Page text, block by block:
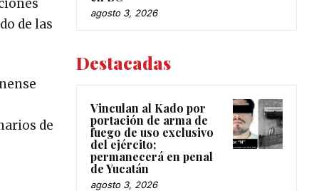
de las
de
agosto 3, 2026
Destacadas
Vinculan al Kado por
portación de arma de
fuego de uso exclusivo
del ejército;
permanecerá en penal
de Yucatán
agosto 3, 2026